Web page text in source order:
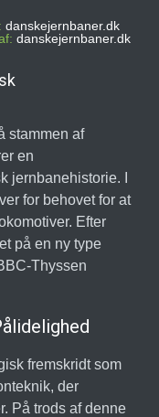
danskejernbaner.dk
danskejernbaner.dk
stammen af
en
I
for behovet for at
Efter
på en ny type
Thyssen
fremskridt som
der
På trods af denne